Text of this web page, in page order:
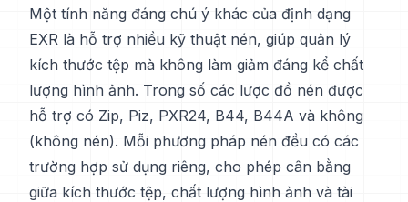
Một tính năng đáng chú ý khác của định dạng
EXR là hỗ trợ nhiều kỹ thuật nén, giúp quản lý
kích thước tệp mà không làm giảm đáng kể chất
lượng hình ảnh. Trong số các lược đồ nén được
hỗ trợ có Zip, Piz, PXR24, B44, B44A và không
(không nén). Mỗi phương pháp nén đều có các
trường hợp sử dụng riêng, cho phép cân bằng
giữa kích thước tệp, chất lượng hình ảnh và tài